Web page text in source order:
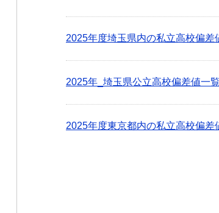
2025年度埼玉県内の私立高校偏差
2025年_埼玉県公立高校偏差値一覧
2025年度東京都内の私立高校偏差